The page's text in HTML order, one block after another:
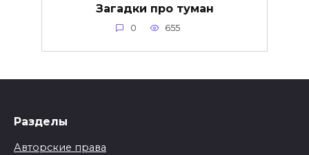
Загадки про туман
0 655
Разделы
Авторские права